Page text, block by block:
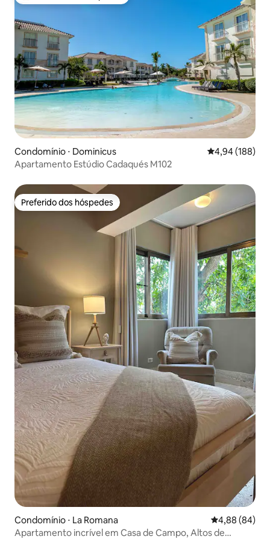
Condomínio ⋅ Dominicus 4,94 de uma
4,94 (188)
Apartamento Estúdio Cadaqués M102
Preferido dos hóspedes
Preferido dos hóspedes
Condomínio ⋅ La Romana 4,88 de uma
4,88 (84)
Apartamento incrível em Casa de Campo, Altos de